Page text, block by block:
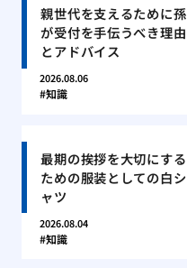
親世代を支えるために孫
が受付を手伝うべき理由
とアドバイス
2026.08.06
知識
最期の挨拶を大切にする
ための服装としての白シ
ャツ
2026.08.04
知識